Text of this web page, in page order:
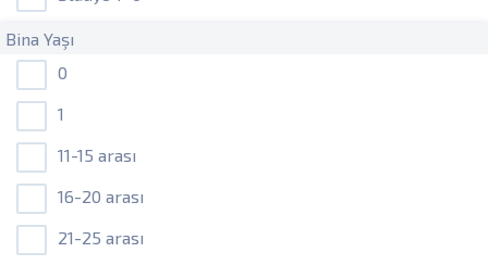
Bina Yaşı
0
1
11-15 arası
16-20 arası
21-25 arası